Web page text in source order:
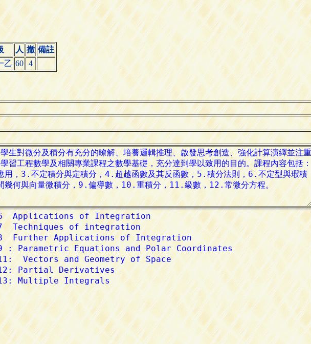
人 撤 備註
乙 60 4